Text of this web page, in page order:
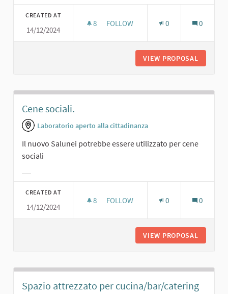
CREATED AT
14/12/2024
8 8 FOLLOWERS
FOLLOW 0 0
VIEW PROPOSAL
Cene sociali.
Laboratorio aperto alla cittadinanza
Il nuovo Salunei potrebbe essere utilizzato per cene
sociali
CREATED AT
14/12/2024
8 8 FOLLOWERS
FOLLOW 0 0
VIEW PROPOSAL
Spazio attrezzato per cucina/bar/catering